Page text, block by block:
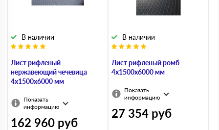
Лист рифленый
нержавеющий чечевица
4х1500х6000 мм
В наличии
Показать
информацию
162 960 руб
Лист рифленый ромб
4х1500х6000 мм
В наличии
Показать
информацию
27 354 руб